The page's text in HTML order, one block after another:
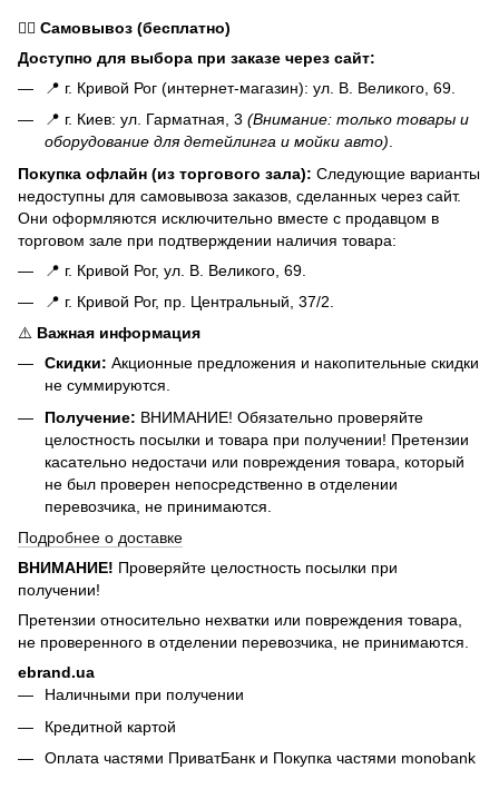
🏃‍♂️ Самовывоз (бесплатно)
Доступно для выбора при заказе через сайт:
📍 г. Кривой Рог (интернет-магазин): ул. В. Великого, 69.
📍 г. Киев: ул. Гарматная, 3 (Внимание: только товары и
оборудование для детейлинга и мойки авто)
Покупка офлайн (из торгового зала): Следующие варианты
недоступны для самовывоза заказов, сделанных через сайт.
Они оформляются исключительно вместе с продавцом в
торговом зале при подтверждении наличия товара:
📍 г. Кривой Рог, ул. В. Великого, 69.
📍 г. Кривой Рог, пр. Центральный, 37/2.
⚠️ Важная информация
Скидки: Акционные предложения и накопительные скидки
не суммируются.
Получение: ВНИМАНИЕ! Обязательно проверяйте
целостность посылки и товара при получении! Претензии
касательно недостачи или повреждения товара, который
не был проверен непосредственно в отделении
перевозчика, не принимаются.
Подробнее о доставке
ВНИМАНИЕ! Проверяйте целостность посылки при
получении!
Претензии относительно нехватки или повреждения товара,
не проверенного в отделении перевозчика, не принимаются.
ebrand.ua
Наличными при получении
Кредитной картой
Оплата частями ПриватБанк и Покупка частями monobank